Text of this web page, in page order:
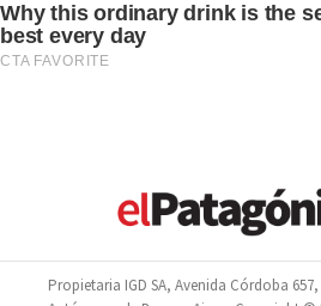
Propietaria IGD SA, Avenida Córdoba